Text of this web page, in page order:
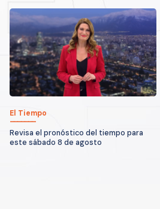
El Tiempo
Revisa el pronóstico del tiempo para
este sábado 8 de agosto